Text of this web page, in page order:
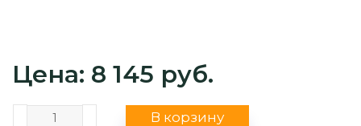
Цена: 8 145 руб.
В корзину